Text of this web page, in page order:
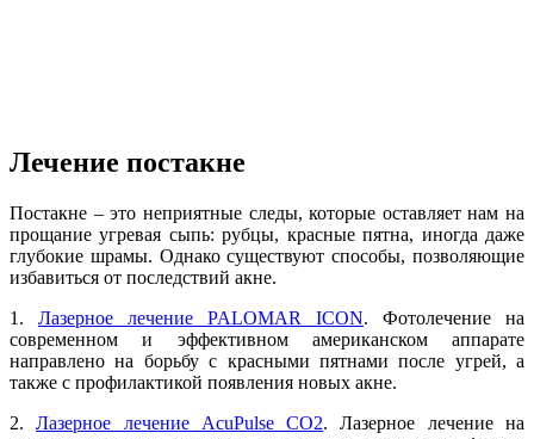
Лечение постакне
Постакне – это неприятные следы, которые оставляет нам на
прощание угревая сыпь: рубцы, красные пятна, иногда даже
глубокие шрамы. Однако существуют способы, позволяющие
избавиться от последствий акне.
1. Лазерное лечение PALOMAR ICON. Фотолечение на
современном и эффективном американском аппарате
направлено на борьбу с красными пятнами после угрей, а
также с профилактикой появления новых акне.
2.Лазерное лечение AcuPulse СО2. Лазерное лечение на